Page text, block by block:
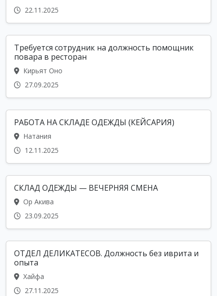
22.11.2025
Требуется сотрудник на должность помощник
повара в ресторан
Кирьят Оно
27.09.2025
РАБОТА НА СКЛАДЕ ОДЕЖДЫ (КЕЙСАРИЯ)
Натания
12.11.2025
СКЛАД ОДЕЖДЫ — ВЕЧЕРНЯЯ СМЕНА
Ор Акива
23.09.2025
ОТДЕЛ ДЕЛИКАТЕСОВ. Должность без иврита и
опыта
Хайфа
27.11.2025